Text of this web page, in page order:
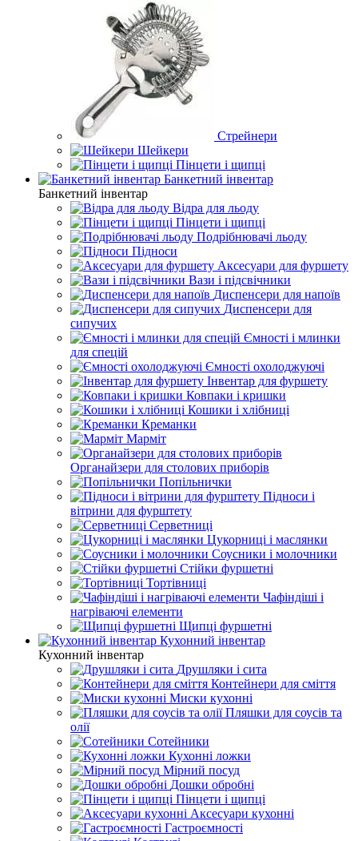
Стрейнери
Шейкери
Пінцети і щипці
Банкетний інвентар
Банкетний інвентар
Відра для льоду
Пінцети і щипці
Подрібнювачі льоду
Підноси
Аксесуари для фуршету
Вази і підсвічники
Диспенсери для напоїв
Диспенсери для
сипучих
Ємності і млинки
для спецій
Ємності охолоджуючі
Інвентар для фуршету
Ковпаки і кришки
Кошики і хлібниці
Креманки
Марміт
Органайзери для столових приборів
Попільнички
Підноси і
вітрини для фурштету
Серветниці
Цукорниці і маслянки
Соусники і молочники
Стійки фуршетні
Тортівниці
Чафіндіші і
нагріваючі елементи
Щипці фуршетні
Кухонний інвентар
Кухонний інвентар
Друшляки і сита
Контейнери для сміття
Миски кухонні
Пляшки для соусів та
олії
Сотейники
Кухонні ложки
Мірний посуд
Дошки обробні
Пінцети і щипці
Аксесуари кухонні
Гастроємності